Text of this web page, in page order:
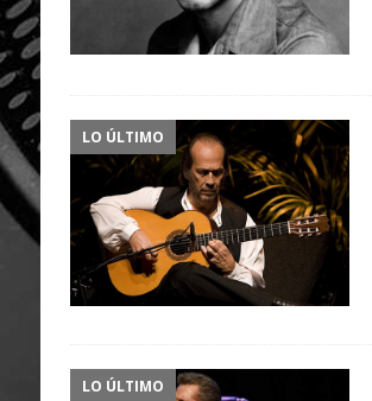
LO ÚLTIMO
LO ÚLTIMO